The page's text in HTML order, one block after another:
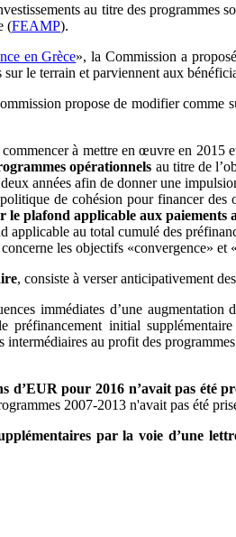
au titre des programmes
(FEAMP).
en Grèce», la Commission a
le terrain et parviennent aux
propose de modifier comme
à mettre en œuvre en
opérationnels au titre de
années afin de donner une
de cohésion pour financer
le plafond applicable aux
au total cumulé des
les objectifs «convergence»
, consiste à verser anticipativement
immédiates d’une
initial
au profit des
pour 2016 n’avait pas été
2007-2013 n'avait pas été
par la voie d’une